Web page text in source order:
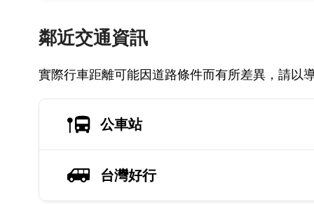
鄰近交通資訊
實際行車距離可能因道路條件而有所差異，請以
公車站
台灣好行